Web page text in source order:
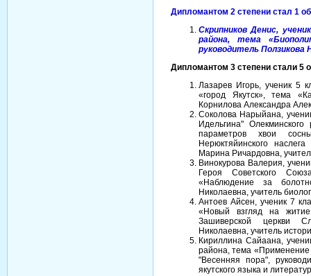
Дипломантом 2 степени стал 1
Скрипников Денис,
района, тема
руководитель Ползикова
Дипломантом 3 степени стали 5
Лазарев Игорь, ученик
«город Якутск», тема
Корнилова Александра
Соколова Нарыйана,
Идельгина"
параметров хвои
Нерюктяйинского
Марина Ричардовна,
Винокурова Валерия,
Героя Советского
«Наблюдение за
Николаевна, учитель
Антоев Айсен, ученик 7
«Новый взгляд на
Зашиверской церкви
Николаевна, учитель
Кириллина Сайаана,
района, тема
"Весенняя пора",
якутского языка и